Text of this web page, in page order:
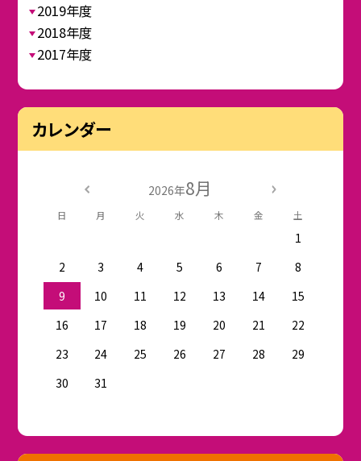
2019年度
2018年度
2017年度
カレンダー
2026年8月
日 月 火 水 木 金 土
1
2
3 4 5 6 7
8
9
10 11 12 13 14
15
16
17 18 19 20 21
22
23
24 25 26 27 28
29
30
31